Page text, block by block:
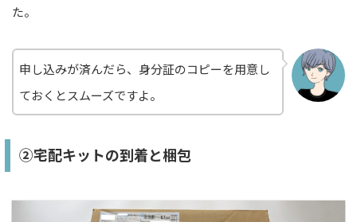
た。
申し込みが済んだら、身分証のコピーを用意し
ておくとスムーズですよ。
②宅配キットの到着と梱包